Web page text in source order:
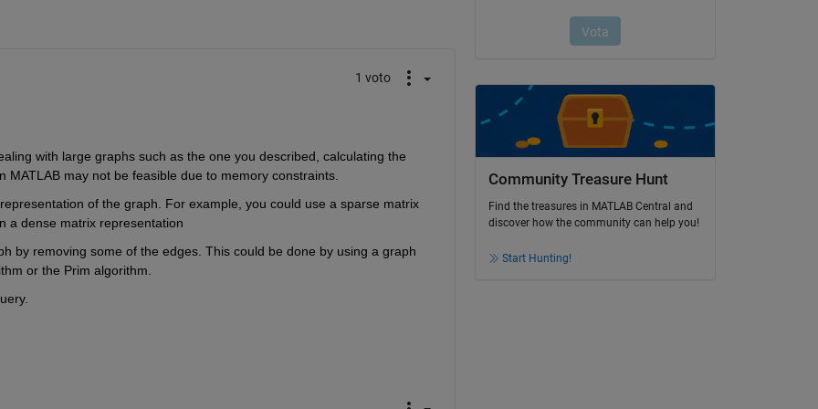
1 voto
with large graphs such as the one you described, calculating the
MATLAB may not be feasible due to memory constraints.
of the graph. For example, you could use a sparse matrix
a dense matrix representation
by removing some of the edges. This could be done by using a graph
or the Prim algorithm.
Community Treasure Hunt
Find the treasures in MATLAB Central and
discover how the community can help you!
Start Hunting!